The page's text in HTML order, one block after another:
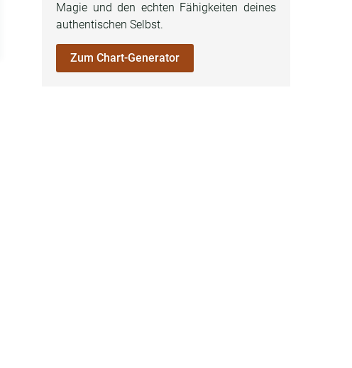
Magie und den echten Fähigkeiten deines
authentischen Selbst.
Zum Chart-Generator